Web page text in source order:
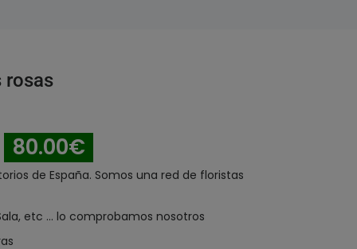
rosas
80.00€
de España. Somos una red de floristas
etc ... lo comprobamos nosotros